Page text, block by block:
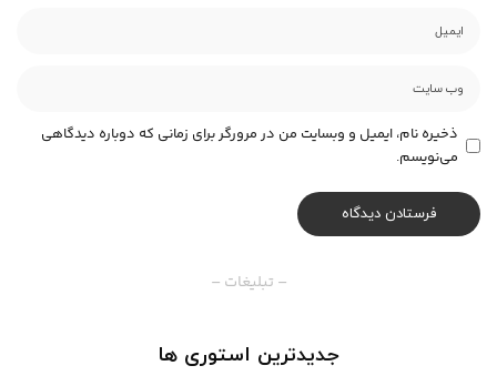
ذخیره نام، ایمیل و وبسایت من در مرورگر برای زمانی که دوباره دیدگاهی
می‌نویسم.
– تبلیغات –
جدیدترین استوری ها